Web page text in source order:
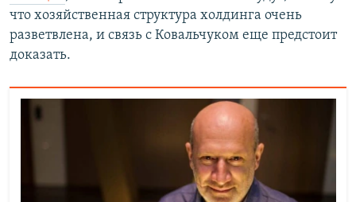
что хозяйственная структура холдинга очень
разветвлена, и связь с Ковальчуком еще предстоит
доказать.